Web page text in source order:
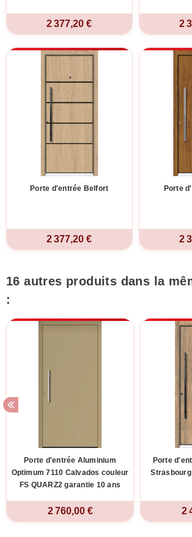
2 377,20 € 2
Porte d'entrée Belfort
2 377,20 €
Porte
2
16 autres produits dans la
:
Porte d'entrée Aluminium
Optimum 7110 Calvados couleur
FS QUARZ2 garantie 10 ans
2 760,00 €
Porte
2